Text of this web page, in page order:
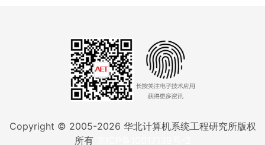
Copyright © 2005-2026 华北计算机系统工程研究所版权
所有